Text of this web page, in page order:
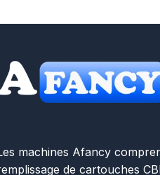
machines Afancy
de cartouches